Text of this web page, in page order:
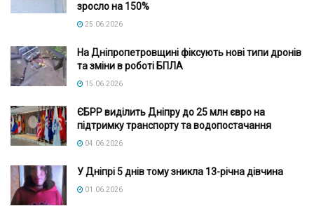
зросло на 150%
25.06.2026
На Дніпропетровщині фіксують нові типи дронів
та зміни в роботі БПЛА
15.06.2026
ЄБРР виділить Дніпру до 25 млн євро на
підтримку транспорту та водопостачання
04.06.2026
У Дніпрі 5 днів тому зникла 13-річна дівчина
01.06.2026